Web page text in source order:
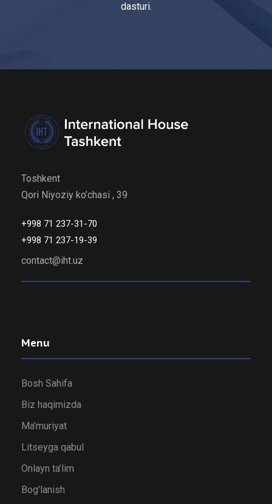
dasturi.
Toshkent
Qori Niyoziy ko’chasi , 39
+998 71 237-31-70
+998 71 237-19-39
contact@iht.uz
Menu
Bosh Sahifa
Biz haqimizda
Ma’muriyat
Litseyga qabul
Onlayn ta’lim
Bog’lanish